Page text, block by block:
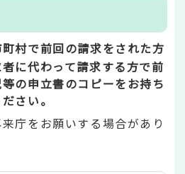
村で前回の請求をされた方
に代わって請求する方で前
の申立書のコピーをお持ち
さい。
庁をお願いする場合があり